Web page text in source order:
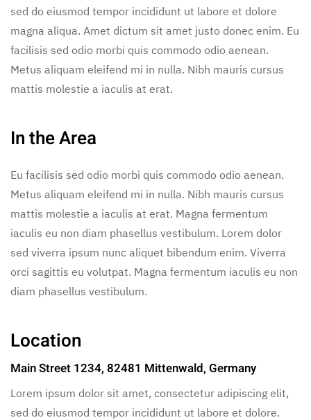
sed do eiusmod tempor incididunt ut labore et dolore
magna aliqua. Amet dictum sit amet justo donec enim. Eu
facilisis sed odio morbi quis commodo odio aenean.
Metus aliquam eleifend mi in nulla. Nibh mauris cursus
mattis molestie a iaculis at erat.
In the Area
Eu facilisis sed odio morbi quis commodo odio aenean.
Metus aliquam eleifend mi in nulla. Nibh mauris cursus
mattis molestie a iaculis at erat. Magna fermentum
iaculis eu non diam phasellus vestibulum. Lorem dolor
sed viverra ipsum nunc aliquet bibendum enim. Viverra
orci sagittis eu volutpat. Magna fermentum iaculis eu non
diam phasellus vestibulum.
Location
Main Street 1234, 82481 Mittenwald, Germany
Lorem ipsum dolor sit amet, consectetur adipiscing elit,
sed do eiusmod tempor incididunt ut labore et dolore.